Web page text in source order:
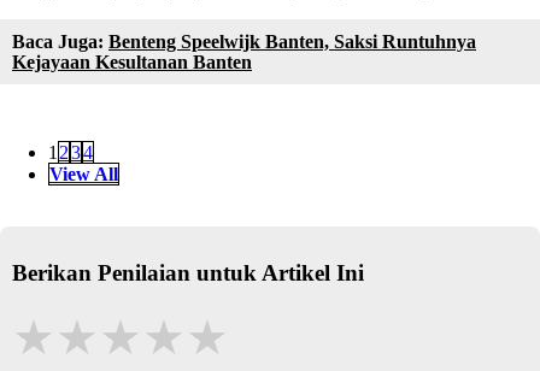
Baca Juga: Benteng Speelwijk Banten, Saksi Runtuhnya
Kejayaan Kesultanan Banten
1 234
View All
Berikan Penilaian untuk Artikel Ini
★★★★★